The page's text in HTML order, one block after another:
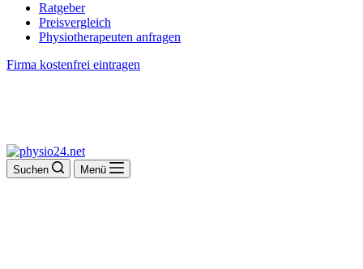
Ratgeber
Preisvergleich
Physiotherapeuten anfragen
Firma kostenfrei eintragen
Suchen Menü